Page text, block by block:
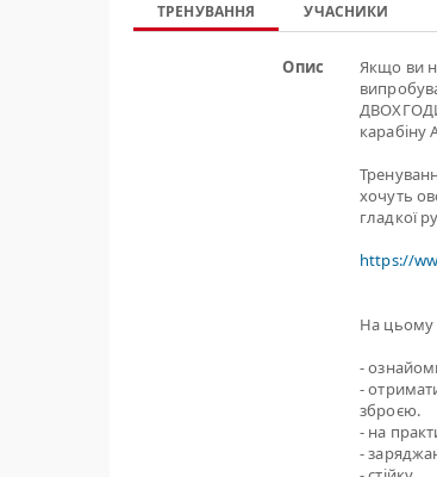
ТРЕНУВАННЯ УЧАСНИКИ
Опис
Якщо ви
карабіну
хочуть
гладкої
https://
На цьому
-
-
зброєю.
- на
-